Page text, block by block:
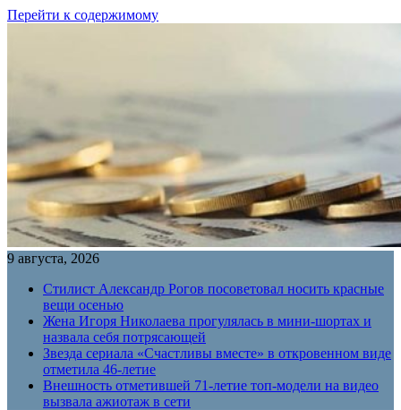
Перейти к содержимому
9 августа, 2026
Стилист Александр Рогов посоветовал носить красные
вещи осенью
Жена Игоря Николаева прогулялась в мини-шортах и
назвала себя потрясающей
Звезда сериала «Счастливы вместе» в откровенном виде
отметила 46-летие
Внешность отметившей 71-летие топ-модели на видео
вызвала ажиотаж в сети